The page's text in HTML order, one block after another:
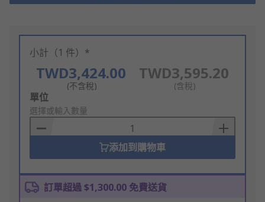
小計（1 件）*
TWD3,424.00
(不含稅)
TWD3,595.20
(含稅)
Add
to
Basket
單位
選擇或輸入數量
添加到購物車
訂單超過 $1,300.00 免費送貨